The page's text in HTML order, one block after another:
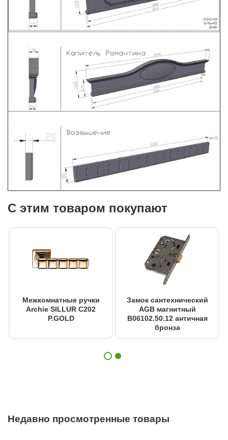
С этим товаром покупают
Межкомнатные ручки
Archie SILLUR C202
P.GOLD
Замок сантехнический
AGB магнитный
B06102.50.12 античная
бронза
Недавно просмотренные товары